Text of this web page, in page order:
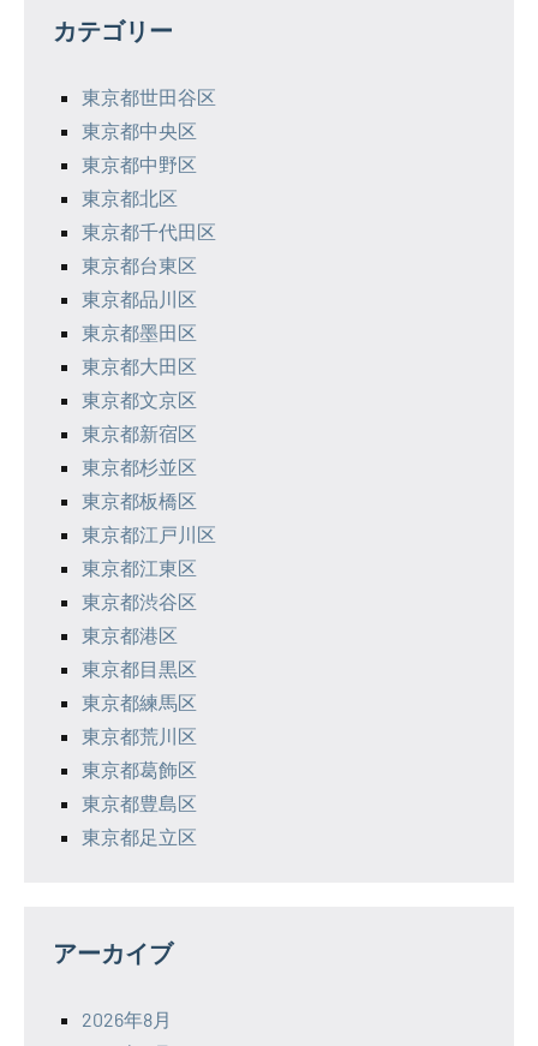
のカテゴリー
東京都世田谷区
東京都中央区
東京都中野区
東京都北区
東京都千代田区
東京都台東区
東京都品川区
東京都墨田区
東京都大田区
東京都文京区
東京都新宿区
東京都杉並区
東京都板橋区
東京都江戸川区
東京都江東区
東京都渋谷区
東京都港区
東京都目黒区
東京都練馬区
東京都荒川区
東京都葛飾区
東京都豊島区
東京都足立区
アーカイブ
2026年8月